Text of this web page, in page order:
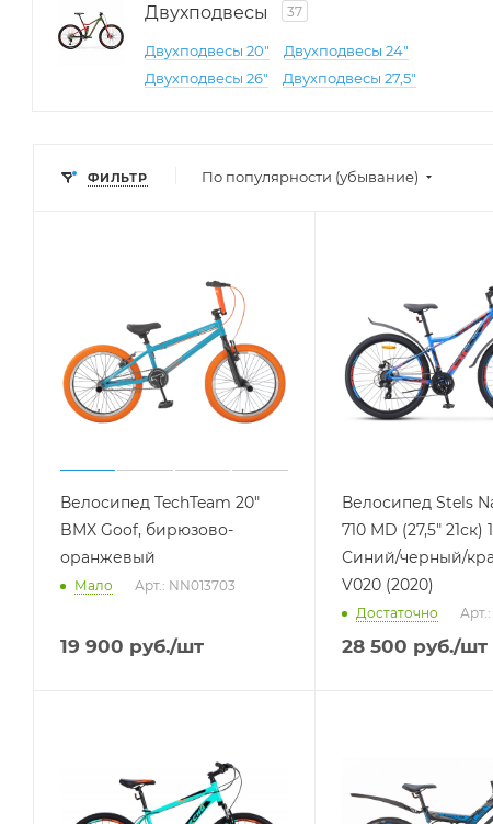
Двухподвесы 37
Двухподвесы 20"
Двухподвесы 24"
Двухподвесы 26"
Двухподвесы 27,5"
ФИЛЬТР По популярности (убывание)
Велосипед TechTeam 20"
BMX Goof, бирюзово-
оранжевый
Мало Арт.: NN013703
19 900 руб./шт
Велосипед Stels
710 MD (27,5" 21ск)
Синий/черный/
V020 (2020)
Достаточно
28 500 руб./шт